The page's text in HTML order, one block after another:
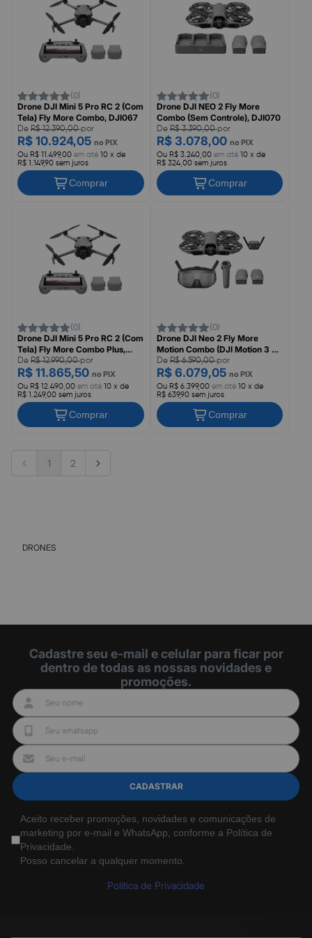
(0)
Drone DJI Mini 5 Pro RC 2 (Com
Tela) Fly More Combo, DJI067
De R$ 12.390,00por
R$ 10.924,05 no PIX
Ou R$ 11.499,00 em até 10 x de
R$ 1.149,90 sem juros
Comprar
(0)
Drone DJI NEO 2 Fly More
Combo (Sem Controle), DJI070
DeR$ 3.390,00por
R$ 3.078,00 no PIX
Ou R$ 3.240,00em até 10 x de
R$ 324,00 sem juros
Comprar
(0)
Drone DJI Mini 5 Pro RC 2 (Com
Tela) Fly More Combo Plus,
DJI068
De R$ 12.990,00por
R$ 11.865,50 no PIX
Ou R$ 12.490,00 em até 10 x de
R$ 1.249,00 sem juros
Comprar
(0)
Drone DJI Neo 2 Fly More
Motion Combo (DJI Motion 3 &
DJI Goggles N3) BR, DJI072
DeR$ 6.590,00por
R$ 6.079,05 no PIX
Ou R$ 6.399,00em até 10 x de
R$ 639,90 sem juros
Comprar
1 2
DRONES
Cadastre seu e-mail e celular para ficar por
dentro de todas as nossas novidades e
promoções.
CADASTRAR
Aceito receber promoções, novidades e comunicações de
marketing por e-mail e WhatsApp, conforme a Política de
Privacidade.
Posso cancelar a qualquer momento.
Política de Privacidade